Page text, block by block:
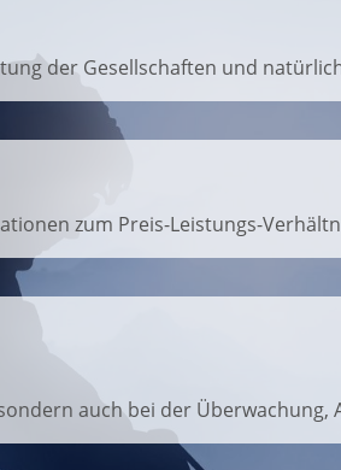
der Gesellschaften und
zum Preis-Leistungs-
auch bei der